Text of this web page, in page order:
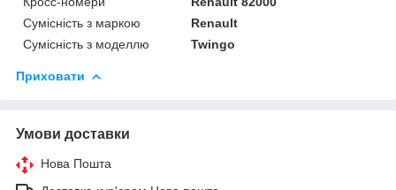
Сумісність з маркою
Renault
Сумісність з моделлю
Twingo
Приховати
Умови доставки
Нова Пошта